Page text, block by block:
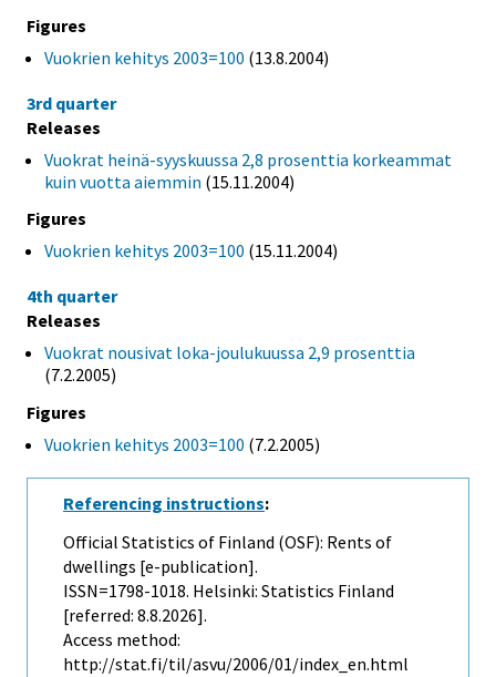
Figures
Vuokrien kehitys 2003=100 (13.8.2004)
3rd quarter
Releases
Vuokrat heinä-syyskuussa 2,8 prosenttia korkeammat
kuin vuotta aiemmin (15.11.2004)
Figures
Vuokrien kehitys 2003=100 (15.11.2004)
4th quarter
Releases
Vuokrat nousivat loka-joulukuussa 2,9 prosenttia
(7.2.2005)
Figures
Vuokrien kehitys 2003=100 (7.2.2005)
Referencing instructions:
Official Statistics of Finland (OSF): Rents of
dwellings [e-publication].
ISSN=1798-1018. Helsinki: Statistics Finland
[referred: 8.8.2026].
Access method:
http://stat.fi/til/asvu/2006/01/index_en.html